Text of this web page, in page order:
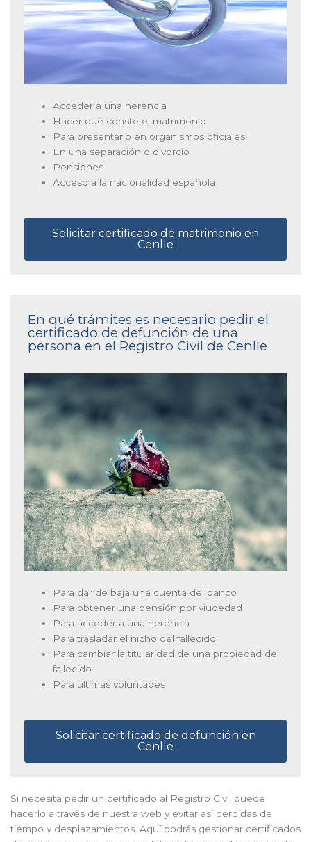
Acceder a una herencia
Hacer que conste el matrimonio
Para presentarlo en organismos oficiales
En una separación o divorcio
Pensiones
Acceso a la nacionalidad española
Solicitar certificado de matrimonio en
Cenlle
En qué trámites es necesario pedir el
certificado de defunción de una
persona en el Registro Civil de Cenlle
Para dar de baja una cuenta del banco
Para obtener una pensión por viudedad
Para acceder a una herencia
Para trasladar el nicho del fallecido
Para cambiar la titularidad de una propiedad del
fallecido
Para ultimas voluntades
Solicitar certificado de defunción en
Cenlle
Si necesita pedir un certificado al Registro Civil puede
hacerlo a través de nuestra web y evitar así perdidas de
tiempo y desplazamientos. Aquí podrás gestionar certificados